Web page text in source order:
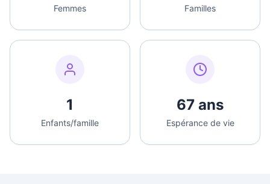
Femmes Familles
1
Enfants/famille
67 ans
Espérance de vie